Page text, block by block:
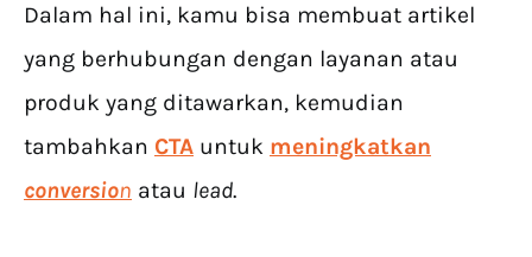
Dalam hal ini, kamu bisa membuat artikel
yang berhubungan dengan layanan atau
produk yang ditawarkan, kemudian
tambahkan CTA untuk meningkatkan
conversion atau lead.